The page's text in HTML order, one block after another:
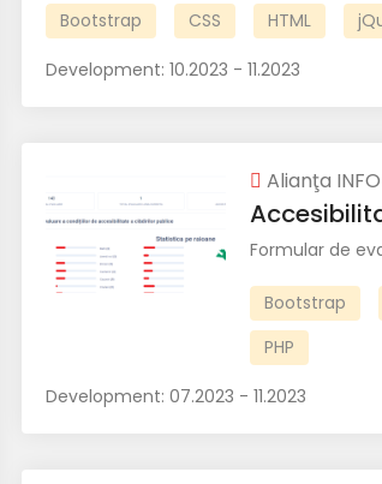
Bootstrap CSS HTML
Development: 10.2023 - 11.2023
Alianţa
Formular de
Bootstrap
PHP
Development: 07.2023 - 11.2023